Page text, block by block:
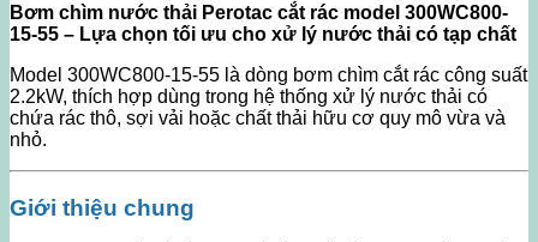
Bơm chìm nước thải Perotac cắt rác model 300WC800-
15-55 – Lựa chọn tối ưu cho xử lý nước thải có tạp chất
Model 300WC800-15-55 là dòng bơm chìm cắt rác công suất
2.2kW, thích hợp dùng trong hệ thống xử lý nước thải có
chứa rác thô, sợi vải hoặc chất thải hữu cơ quy mô vừa và
nhỏ.
Giới thiệu chung